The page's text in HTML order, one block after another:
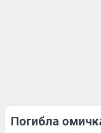
Погибла